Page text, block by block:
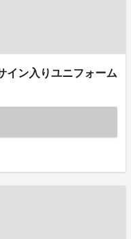
イン入りユニフォーム